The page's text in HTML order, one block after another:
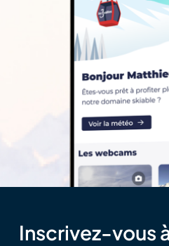
Inscrivez-vous